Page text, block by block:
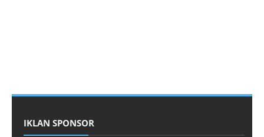
IKLAN SPONSOR